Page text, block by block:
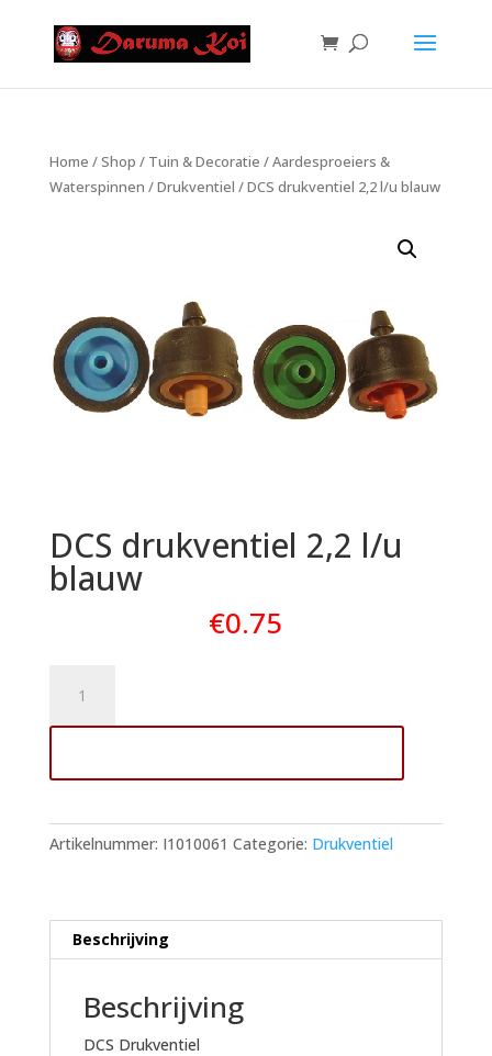
Home /Shop / Tuin & Decoratie /Aardesproeiers &
Waterspinnen /Drukventiel / DCS drukventiel 2,2 l/u blauw
DCS drukventiel 2,2 l/u
blauw
€0.75
drukventiel
2,2
blauw
Artikelnummer: I1010061 Categorie: Drukventiel
Beschrijving
Beschrijving
DCS Drukventiel